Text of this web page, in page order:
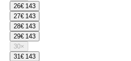
26€ 143
27€ 143
28€ 143
29€ 143
30×
31€ 143